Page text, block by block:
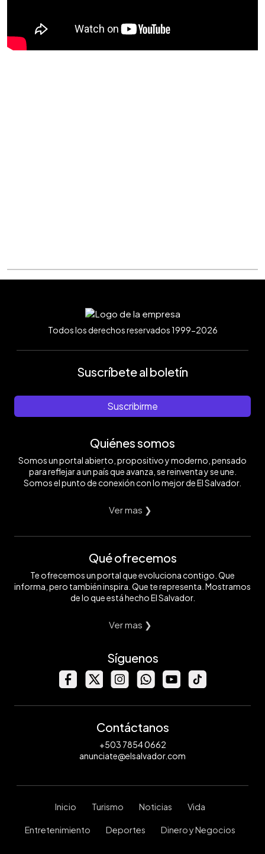
Todos los derechos reservados 1999-2026
Suscríbete al boletín
Suscribirme
Quiénes somos
Somos un portal abierto, propositivo y moderno, pensado
para reflejar a un país que avanza, se reinventa y se une.
Somos el punto de conexión con lo mejor de El Salvador.
Ver mas ❯
Qué ofrecemos
Te ofrecemos un portal que evoluciona contigo. Que
informa, pero también inspira. Que te representa. Mostramos
de lo que está hecho El Salvador.
Ver mas ❯
Síguenos
Contáctanos
+503 7854 0662
anunciate@elsalvador.com
Inicio Turismo Noticias Vida
Entretenimiento Deportes Dinero y Negocios